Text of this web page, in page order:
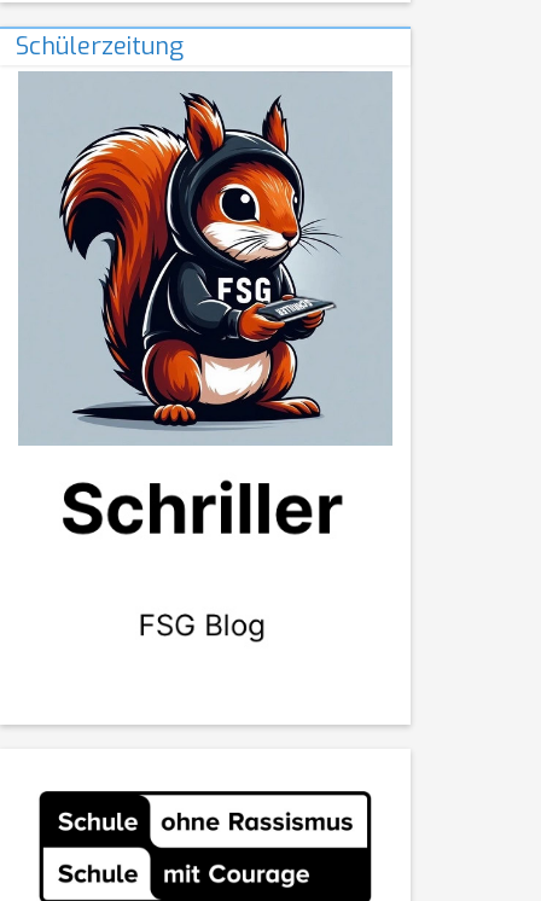
Schülerzeitung